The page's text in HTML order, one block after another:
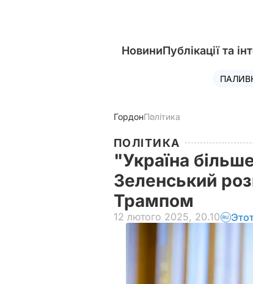
НовиниПублікації та
ГордонПолітика
ПОЛІТИКА
"Україна
Зеленський
Трампом
12 лютого 2025, 20.10